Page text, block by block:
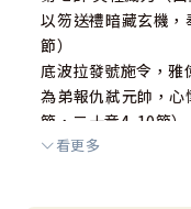
以笏送禮暗藏玄機
節）
底波拉發號施令，雅
為弟報仇弒元帥，
節，二十章4-10節）
虛張聲勢假情意，
看更多